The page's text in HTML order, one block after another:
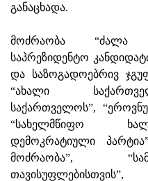
განაცხადა.
მოძრაობა “ძალა
საპრეზიდენტო
და საზოგადოებრივ
“ახალი
საქართველოს”,
“სახელმწიფო
დემოკრატიული
მოძრაობა”,